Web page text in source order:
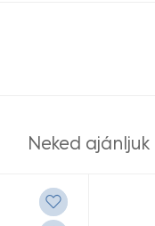
Neked ajánljuk